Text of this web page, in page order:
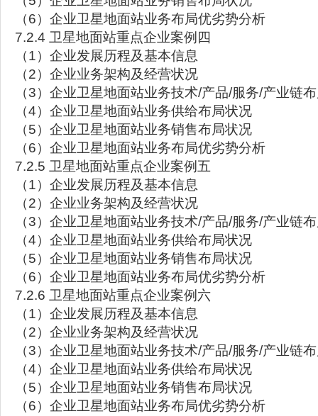
（6）企业卫星地面站业务布局优劣势分析
7.2.4 卫星地面站重点企业案例四
（1）企业发展历程及基本信息
（2）企业业务架构及经营状况
（3）企业卫星地面站业务技术/产品/服务/产业链
（4）企业卫星地面站业务供给布局状况
（5）企业卫星地面站业务销售布局状况
（6）企业卫星地面站业务布局优劣势分析
7.2.5 卫星地面站重点企业案例五
（1）企业发展历程及基本信息
（2）企业业务架构及经营状况
（3）企业卫星地面站业务技术/产品/服务/产业链
（4）企业卫星地面站业务供给布局状况
（5）企业卫星地面站业务销售布局状况
（6）企业卫星地面站业务布局优劣势分析
7.2.6 卫星地面站重点企业案例六
（1）企业发展历程及基本信息
（2）企业业务架构及经营状况
（3）企业卫星地面站业务技术/产品/服务/产业链
（4）企业卫星地面站业务供给布局状况
（5）企业卫星地面站业务销售布局状况
（6）企业卫星地面站业务布局优劣势分析